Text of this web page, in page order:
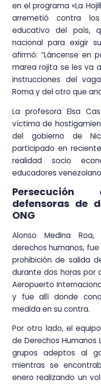
en el programa «La
arremetió contra
educativo del país,
nacional para exigir
afirmó: “Láncense en
marea rojita se les va
instrucciones del
Roma y del otro que
La profesora Elsa
víctima de
del gobierno de
participado en
realidad socio
educadores
Persecución
defensoras de
ONG
Alonso Medina
derechos humanos,
prohibición de salida
durante dos horas por
Aeropuerto
y fue allí donde
medida en su contra.
Por otro lado, el
de Derechos Humanos
grupos adeptos al
mientras se
enero realizando un